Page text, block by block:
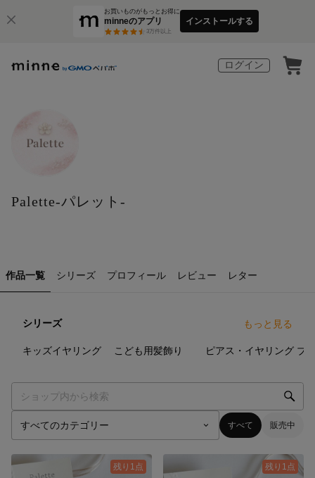
お買いものがもっとお得に
minneのアプリ
3万件以上
インストールする
ログイン
Palette-パレット-
作品一覧 シリーズ プロフィール レビュー レター
シリーズ もっと見る
キッズイヤリング こども用髪飾り ピアス・イヤリング ブ
すべて 販売中
残り1点 残り1点